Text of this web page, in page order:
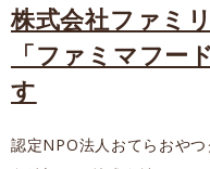
株式会社ファミ
「ファミマフー
す
認定NPO法人おてらおや